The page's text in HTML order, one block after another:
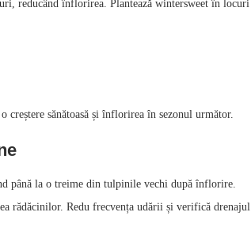
reducând înflorirea. Plantează wintersweet în locuri
creștere sănătoasă și înflorirea în sezonul următor.
până la o treime din tulpinile vechi după înflorire.
rădăcinilor. Redu frecvența udării și verifică drenajul